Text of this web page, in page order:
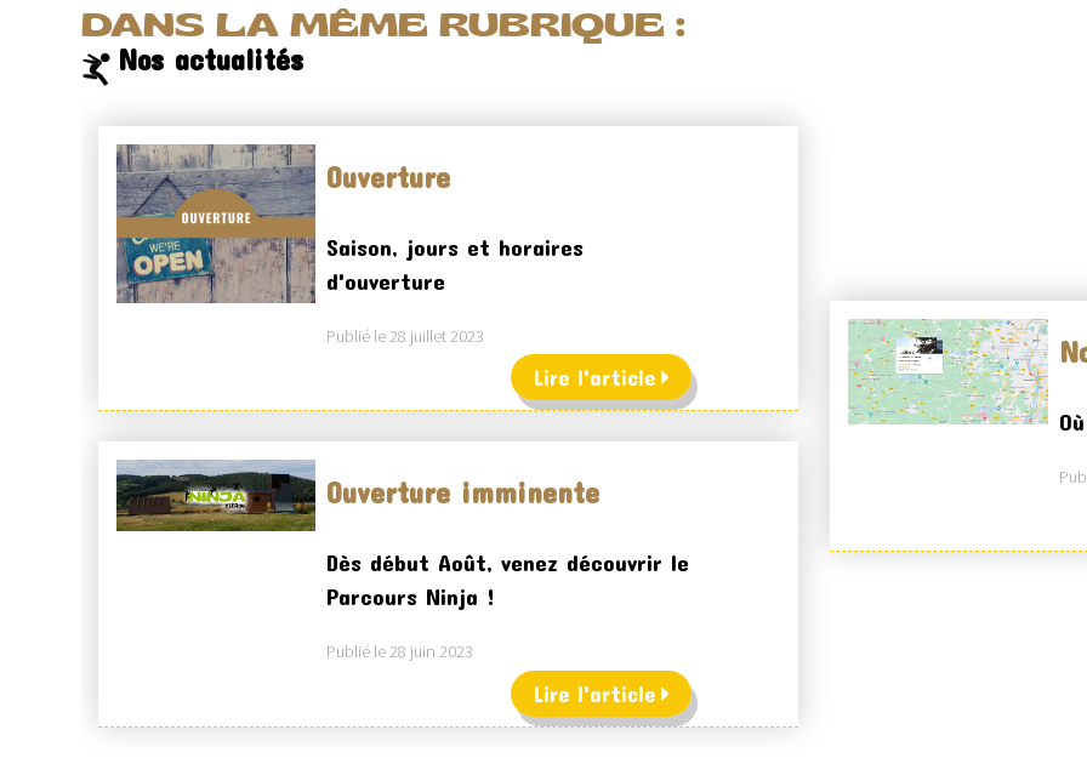
DANS LA MÊME RUBRIQUE :
Nos actualités
Ouverture
Saison, jours et horaires
d'ouverture
Publié le 28 juillet 2023
Lire l'article
Ouverture imminente
Dès début Août, venez découvrir le
Parcours Ninja !
Publié le 28 juin 2023
Lire l'article